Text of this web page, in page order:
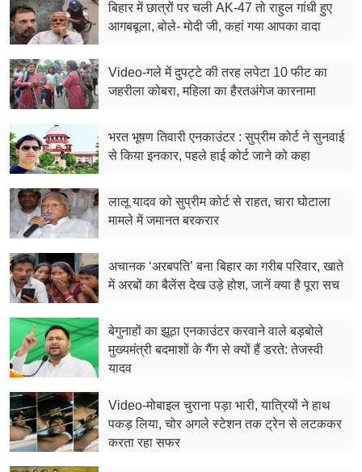
सेहत
ब्‍यूटी
जॉब्स
शिक्षा
अन्य खबरें
बिहार में छात्रों पर चली AK-47 तो राहुल गांधी हुए
आगबबूला, बोले- मोदी जी, कहां गया आपका वादा
Video-गले में दुपट्टे की तरह लपेटा 10 फीट का
जहरीला कोबरा, महिला का हैरतअंगेज कारनामा
भरत भूषण तिवारी एनकाउंटर : सुप्रीम कोर्ट ने सुनवाई
से किया इनकार, पहले हाई कोर्ट जाने को कहा
लालू यादव को सुप्रीम कोर्ट से राहत, चारा घोटाला
मामले में जमानत बरकरार
अचानक ‘अरबपति’ बना बिहार का गरीब परिवार, खाते
में अरबों का बैलेंस देख उड़े होश, जानें क्या है पूरा सच
बेगुनाहों का झूठा एनकाउंटर करवाने वाले बड़बोले
मुख्यमंत्री बदमाशों के गैंग से क्यों हैं डरते: तेजस्वी
यादव
Video-मोबाइल चुराना पड़ा भारी, यात्रियों ने हाथ
पकड़ लिया, चोर अगले स्टेशन तक ट्रेन से लटककर
करता रहा सफर